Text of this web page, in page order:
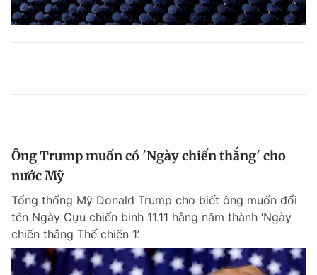
Ông Trump muốn có 'Ngày chiến thắng' cho
nước Mỹ
Tổng thống Mỹ Donald Trump cho biết ông muốn đổi
tên Ngày Cựu chiến binh 11.11 hằng năm thành ‘Ngày
chiến thắng Thế chiến 1’.